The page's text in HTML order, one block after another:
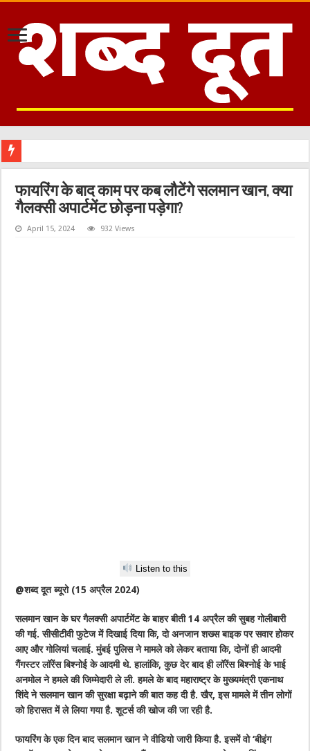
फायरिंग के बाद काम पर कब लौटेंगे सलमान खान, क्या
गैलक्सी अपार्टमेंट छोड़ना पड़ेगा?
April 15, 2024 932 Views
Listen to this
@शब्द दूत ब्यूरो (15 अप्रैल 2024)
सलमान खान के घर गैलक्सी अपार्टमेंट के बाहर बीती 14 अप्रैल की सुबह गोलीबारी
की गई. सीसीटीवी फुटेज में दिखाई दिया कि, दो अनजान शख्स बाइक पर सवार होकर
आए और गोलियां चलाई. मुंबई पुलिस ने मामले को लेकर बताया कि, दोनों ही आदमी
गैंगस्टर लॉरेंस बिश्नोई के आदमी थे. हालांकि, कुछ देर बाद ही लॉरेंस बिश्नोई के भाई
अनमोल ने हमले की जिम्मेदारी ले ली. हमले के बाद महाराष्ट्र के मुख्यमंत्री एकनाथ
शिंदे ने सलमान खान की सुरक्षा बढ़ाने की बात कह दी है. खैर, इस मामले में तीन लोगों
को हिरासत में ले लिया गया है. शूटर्स की खोज की जा रही है.
फायरिंग के एक दिन बाद सलमान खान ने वीडियो जारी किया है. इसमें वो ‘बीइंग